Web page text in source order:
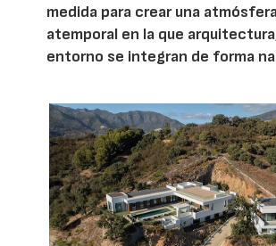
medida para crear una
atemporal en la que
entorno se integran de forma